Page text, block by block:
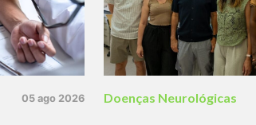
05 ago 2026 Doenças Neurológicas